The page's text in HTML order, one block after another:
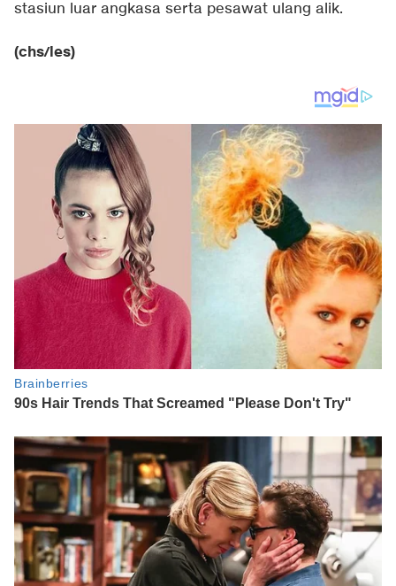
stasiun luar angkasa serta pesawat ulang alik.
(chs/les)